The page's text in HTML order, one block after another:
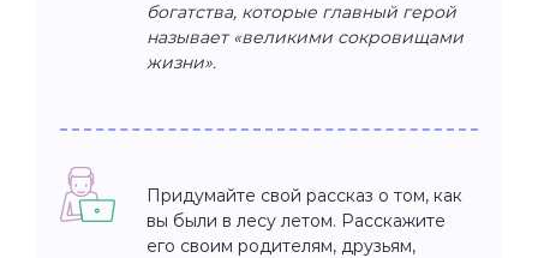
богатства, которые главный герой
называет «великими сокровищами
жизни».
Придумайте свой рассказ о том, как
вы были в лесу летом. Расскажите
его своим родителям, друзьям,